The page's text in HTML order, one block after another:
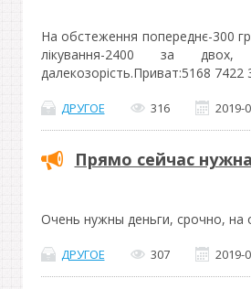
На обстеження попереднє-300
лікування-2400 за
далекозорість.Приват:5168 7422
ДРУГОЕ 316 2019-
Прямо сейчас
Очень нужны деньги, срочно, на
ДРУГОЕ 307 2019-